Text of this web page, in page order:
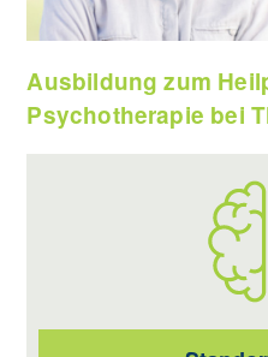
Ausbildung zum
Psychotherapie bei